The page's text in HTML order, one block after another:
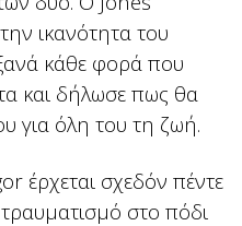
ικανότητα του
κάθε φορά που
και δήλωσε πως θα
για όλη του τη ζωή.
έρχεται σχεδόν πέντε
στο πόδι